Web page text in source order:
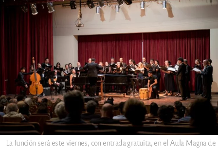
La función será este viernes, con entrada gratuita, en el Aula Magna de